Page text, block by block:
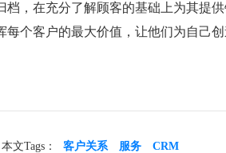
档，在充分了解顾客的基础上为其提
每个客户的最大价值，让他们为自己
本文Tags： 客户关系 服务 CRM